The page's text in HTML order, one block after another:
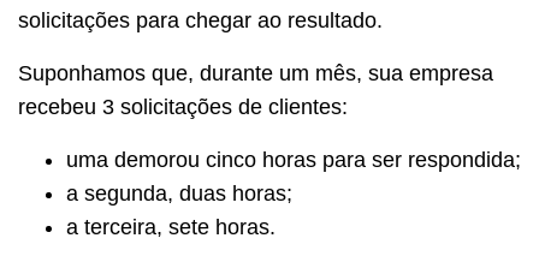
solicitações para chegar ao resultado.
Suponhamos que, durante um mês, sua empresa
recebeu 3 solicitações de clientes:
uma demorou cinco horas para ser respondida;
a segunda, duas horas;
a terceira, sete horas.